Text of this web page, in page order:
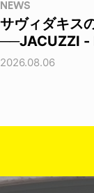
NEWS
サヴィダキス
──JACUZZI -
2026.08.06